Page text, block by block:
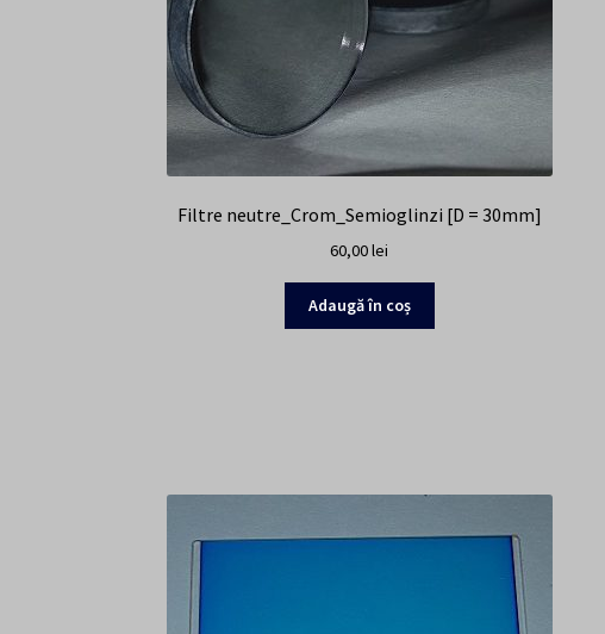
Filtre neutre_Crom_Semioglinzi [D = 30mm]
60,00lei
Adaugă în coș